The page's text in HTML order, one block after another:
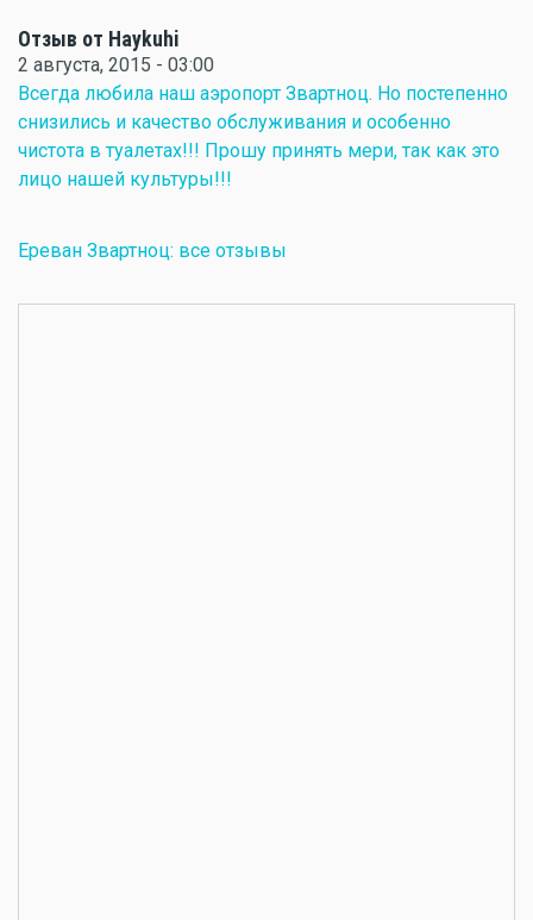
Отзыв от Haykuhi
2 августа, 2015 - 03:00
Всегда любила наш аэропорт Звартноц. Но постепенно
снизились и качество обслуживания и особенно
чистота в туалетах!!! Прошу принять мери, так как это
лицо нашей культуры!!!
Ереван Звартноц: все отзывы